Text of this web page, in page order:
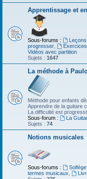
Apprentissage et
Sous-forums :
progresser
Vidéos avec partition
Sujets : 1647
La méthode à
Méthode pour enfants
Apprendre de la guitare
La difficulté est
Sous-forum :
La
Sujets : 74
Notions musicales
Sous-forums : Solfège,
termes musicaux